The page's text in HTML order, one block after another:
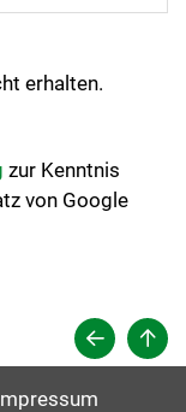
erhalten.
zur Kenntnis
von Google